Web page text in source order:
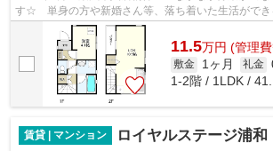
す☆ 単身の方や新婚さん等、落ち着いた生活ができ
におススメです！ 1階洋室にエアコン有り☆
11.5万円 (管理
敷金 1ヶ月 礼金
1-2階 / 1LDK /
賃貸 | マンション ロイヤルステージ浦和